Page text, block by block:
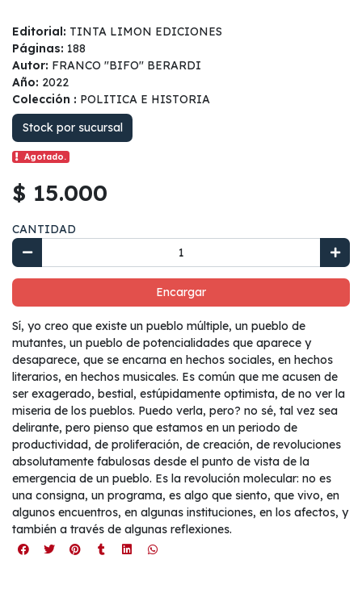
Editorial: TINTA LIMON EDICIONES
Páginas: 188
Autor: FRANCO ''BIFO'' BERARDI
Año: 2022
Colección : POLITICA E HISTORIA
Stock por sucursal
Agotado.
$ 15.000
CANTIDAD
Encargar
Sí, yo creo que existe un pueblo múltiple, un pueblo de
mutantes, un pueblo de potencialidades que aparece y
desaparece, que se encarna en hechos sociales, en hechos
literarios, en hechos musicales. Es común que me acusen de
ser exagerado, bestial, estúpidamente optimista, de no ver la
miseria de los pueblos. Puedo verla, pero? no sé, tal vez sea
delirante, pero pienso que estamos en un periodo de
productividad, de proliferación, de creación, de revoluciones
absolutamente fabulosas desde el punto de vista de la
emergencia de un pueblo. Es la revolución molecular: no es
una consigna, un programa, es algo que siento, que vivo, en
algunos encuentros, en algunas instituciones, en los afectos, y
también a través de algunas reflexiones.